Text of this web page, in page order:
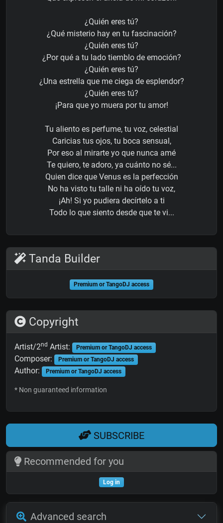
¿Quién eres tú?
¿Qué misterio hay en tu fascinación?
¿Quién eres tú?
¿Por qué a tu lado tiemblo de emoción?
¿Quién eres tú?
¿Una estrella que me ciega de esplendor?
¿Quién eres tú?
¡Para que yo muera por tu amor!
Tu aliento es perfume, tu voz, celestial
Caricias tus ojos, tu boca sensual,
Por eso al mirarte yo que nunca amé
Te quiero, te adoro, ya cuánto no sé...
Quien dice que Venus es la perfección
No ha visto tu talle ni ha oído tu voz,
¡Ah! Si yo pudiera decírtelo a ti
Todo lo que siento desde que te vi...
Tanda Builder
Premium or TangoDJ access
Copyright
Artist/2nd Artist: Premium or TangoDJ access
Composer: Premium or TangoDJ access
Author: Premium or TangoDJ access
* Non guaranteed information
SUBSCRIBE
Recommended for you
Log in
Advanced search